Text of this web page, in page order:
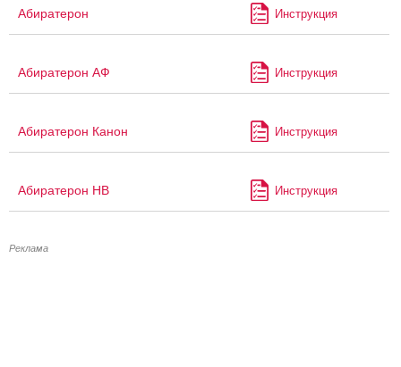
Абиратерон Инструкция
Абиратерон АФ Инструкция
Абиратерон Канон Инструкция
Абиратерон НВ Инструкция
Реклама